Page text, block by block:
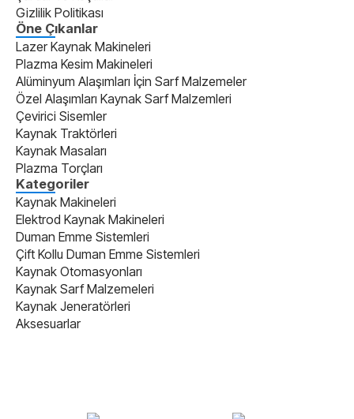
Gizlilik Politikası
Öne Çıkanlar
Lazer Kaynak Makineleri
Plazma Kesim Makineleri
Alüminyum Alaşımları İçin Sarf Malzemeler
Özel Alaşımları Kaynak Sarf Malzemleri
Çevirici Sisemler
Kaynak Traktörleri
Kaynak Masaları
Plazma Torçları
Kategoriler
Kaynak Makineleri
Elektrod Kaynak Makineleri
Duman Emme Sistemleri
Çift Kollu Duman Emme Sistemleri
Kaynak Otomasyonları
Kaynak Sarf Malzemeleri
Kaynak Jeneratörleri
Aksesuarlar